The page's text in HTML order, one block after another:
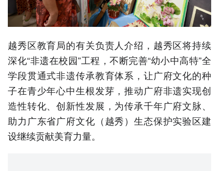
越秀区教育局的有关负责人介绍，越秀区将持续
深化“非遗在校园”工程，不断完善“幼小中高特”全
学段贯通式非遗传承教育体系，让广府文化的种
子在青少年心中生根发芽，推动广府非遗实现创
造性转化、创新性发展，为传承千年广府文脉、
助力广东省广府文化（越秀）生态保护实验区建
设继续贡献美育力量。